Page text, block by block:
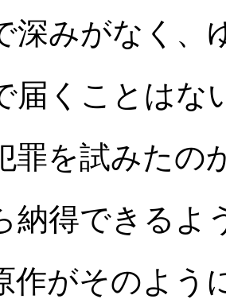
深みがなく、
届くことはな
罪を試みたの
納得できるよ
作がそのよ